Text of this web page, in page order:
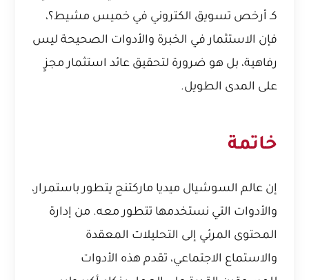
كـ أرخص تسويق الكتروني في خميس مشيط؟،
فإن الاستثمار في الخبرة والأدوات الصحيحة ليس
رفاهية، بل هو ضرورة لتحقيق عائد استثمار مجزٍ
على المدى الطويل.
خاتمة
إن عالم السوشيال ميديا ماركتنج يتطور باستمرار،
والأدوات التي نستخدمها تتطور معه. من إدارة
المحتوى المرئي إلى التحليلات المعقدة
والاستماع الاجتماعي، تقدم هذه الأدوات